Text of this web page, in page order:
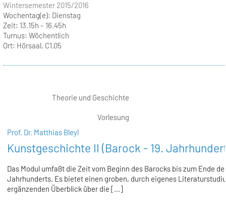
Wintersemester 2015/2016
Wochentag(e): Dienstag
Zeit: 13.15h – 16.45h
Turnus: Wöchentlich
Ort: Hörsaal, C1.05
Theorie und Geschichte
Vorlesung
Prof. Dr. Matthias Bleyl
Kunstgeschichte II (Barock - 19.
Das Modul umfaßt die Zeit vom Beginn des Barocks bis zum Ende
Jahrhunderts. Es bietet einen groben, durch eigenes
ergänzenden Überblick über die [...]